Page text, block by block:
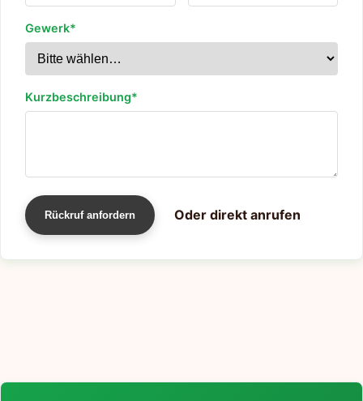
Gewerk*
Kurzbeschreibung*
Rückruf anfordern Oder direkt anrufen